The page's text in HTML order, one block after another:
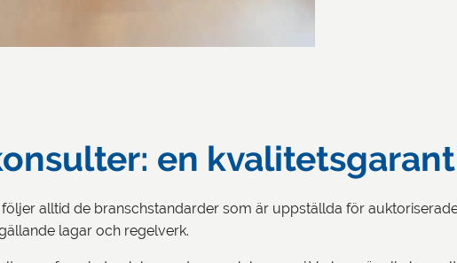
en
alltid de branschstandarder som är uppställda för
lagar och regelverk.